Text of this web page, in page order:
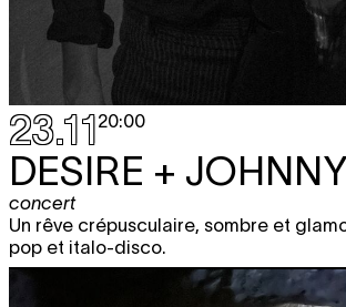
23.1120:00
DESIRE +
concert
Un rêve crépusculaire, sombre et
pop et italo-disco.